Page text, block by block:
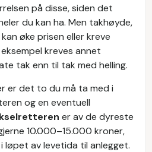
på disse, siden det
du kan ha. Men takhøyde,
øke prisen eller kreve
kreves annet
tak enn til tak med helling.
er det to du må ta med i
og en eventuell
er av de dyreste
10.000–15.000 kroner,
løpet av levetida til anlegget.